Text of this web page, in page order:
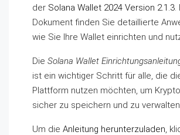
der Solana Wallet 2024 Version 2.1.3.
Dokument finden Sie detaillierte
wie Sie Ihre Wallet einrichten und
Die Solana Wallet
ist ein wichtiger Schritt für alle, die
Plattform nutzen möchten, um
sicher zu speichern und zu
Um die Anleitung herunterzuladen,